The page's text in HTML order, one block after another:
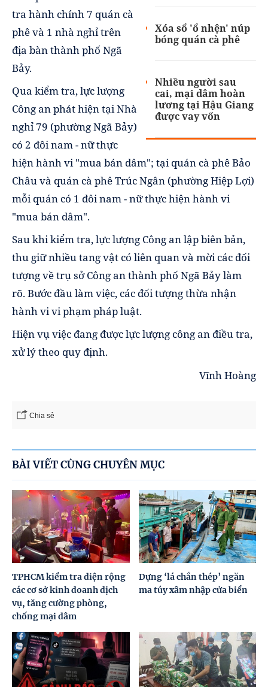
Xóa sổ 'ổ nhện' núp
bóng quán cà phê
Nhiều người sau
cai, mại dâm hoàn
lương tại Hậu Giang
được vay vốn
tra hành chính 7 quán cà
phê và 1 nhà nghỉ trên
địa bàn thành phố Ngã
Bảy.
Qua kiểm tra, lực lượng
Công an phát hiện tại Nhà
nghỉ 79 (phường Ngã Bảy)
có 2 đôi nam - nữ thực
hiện hành vi "mua bán dâm"; tại quán cà phê Bảo
Châu và quán cà phê Trúc Ngân (phường Hiệp Lợi)
mỗi quán có 1 đôi nam - nữ thực hiện hành vi
"mua bán dâm".
Sau khi kiểm tra, lực lượng Công an lập biên bản,
thu giữ nhiều tang vật có liên quan và mời các đối
tượng về trụ sở Công an thành phố Ngã Bảy làm
rõ. Bước đầu làm việc, các đối tượng thừa nhận
hành vi vi phạm pháp luật.
Hiện vụ việc đang được lực lượng công an điều tra,
xử lý theo quy định.
Vĩnh Hoàng
Chia sẻ
BÀI VIẾT CÙNG CHUYÊN MỤC
TPHCM kiểm tra diện rộng
các cơ sở kinh doanh dịch
vụ, tăng cường phòng,
chống mại dâm
Dựng ‘lá chắn thép’ ngăn
ma túy xâm nhập cửa biển